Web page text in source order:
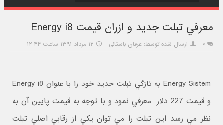
معرفي تبلت جديد و ازران قيمت Energy i8
۰ ارسال شده توسط: عرفان باستانی ۱۲ مرداد ۱۳۹۱ ساعت ۱۲:۴۴
Energy Sistem به تازگي تبلت جديد خود را با عنوان Energy i8
و قيمت 227 دلار معرفي نمود و با توجه به قيمت پايين آن به
نظر مي رسد اين تبلت را مي توان يکي از رقابي اصلي تبلت